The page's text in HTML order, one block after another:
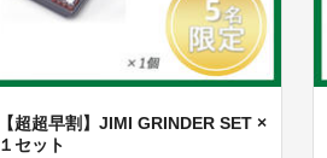
【超超早割】JIMI GRINDER SET ×
１セット